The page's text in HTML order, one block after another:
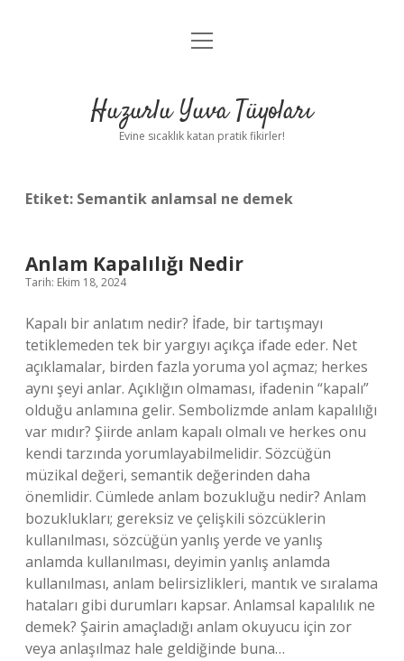
Anasayfa
Yasal Uyarı
menüyü
Huzurlu Yuva Tüyoları
Evine sıcaklık katan pratik fikirler!
Etiket: Semantik anlamsal ne demek
Anlam Kapalılığı Nedir
Tarih: Ekim 18, 2024
Kapalı bir anlatım nedir? İfade, bir tartışmayı
tetiklemeden tek bir yargıyı açıkça ifade eder. Net
açıklamalar, birden fazla yoruma yol açmaz; herkes
aynı şeyi anlar. Açıklığın olmaması, ifadenin “kapalı”
olduğu anlamına gelir. Sembolizmde anlam kapalılığı
var mıdır? Şiirde anlam kapalı olmalı ve herkes onu
kendi tarzında yorumlayabilmelidir. Sözcüğün
müzikal değeri, semantik değerinden daha
önemlidir. Cümlede anlam bozukluğu nedir? Anlam
bozuklukları; gereksiz ve çelişkili sözcüklerin
kullanılması, sözcüğün yanlış yerde ve yanlış
anlamda kullanılması, deyimin yanlış anlamda
kullanılması, anlam belirsizlikleri, mantık ve sıralama
hataları gibi durumları kapsar. Anlamsal kapalılık ne
demek? Şairin amaçladığı anlam okuyucu için zor
veya anlaşılmaz hale geldiğinde buna…